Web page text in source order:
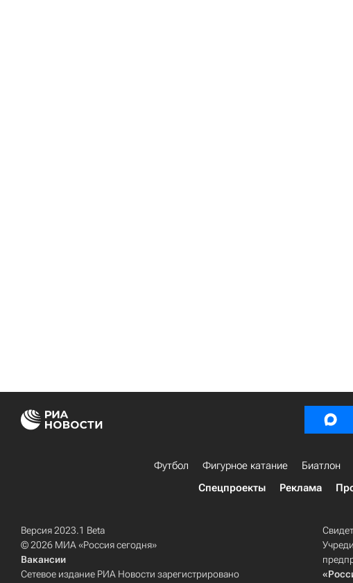
Футбол Фигурное катание Биатлон
Спецпроекты
Реклама
Версия 2023.1 Beta
© 2026 МИА «Россия сегодня»
Вакансии
Сетевое издание РИА Новости зарегистрировано